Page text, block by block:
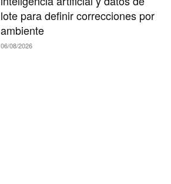
lote para definir correcciones por
ambiente
06/08/2026